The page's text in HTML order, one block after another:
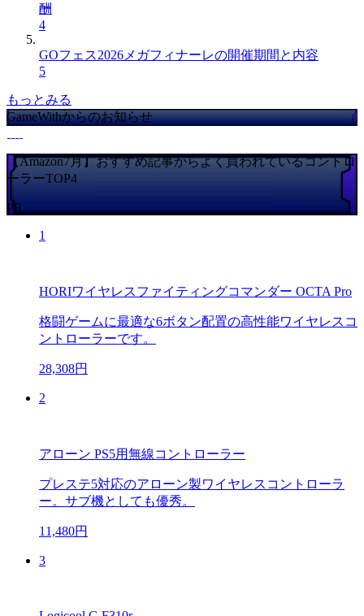
酬
4
GOフェス2026メガフィナーレの開催期間と内容
5
もっとみる
GameWithからのお知らせ
【Amazon7月】おすすめ記事からよく買われているコントロ
ーラーTOP4
PR
1
HORIワイヤレスファイティングコマンダー OCTA Pro
格闘ゲームに最適な6ボタン配置の高性能ワイヤレスコ
ントローラーです。
28,308円
2
アローン PS5用無線コントローラー
プレステ5対応のアローン製ワイヤレスコントローラ
ー。サブ機としても優秀。
11,480円
3